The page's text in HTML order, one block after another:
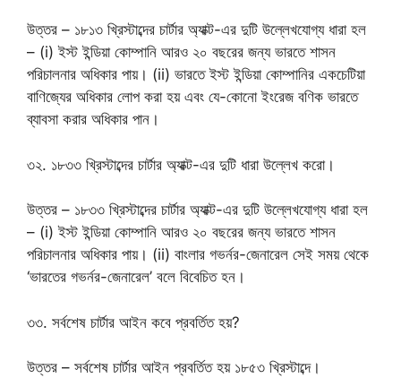
উত্তর – ১৮১৩ খ্রিস্টাব্দের চার্টার অ্যাক্ট-এর দুটি উল্লেখযোগ্য ধারা হল
– (i) ইস্ট ইন্ডিয়া কোম্পানি আরও ২০ বছরের জন্য ভারতে শাসন
পরিচালনার অধিকার পায়। (ii) ভারতে ইস্ট ইন্ডিয়া কোম্পানির একচেটিয়া
বাণিজ্যের অধিকার লোপ করা হয় এবং যে-কোনো ইংরেজ বণিক ভারতে
ব্যাবসা করার অধিকার পান।
৩২. ১৮৩৩ খ্রিস্টাব্দের চার্টার অ্যাক্ট-এর দুটি ধারা উল্লেখ করো।
উত্তর – ১৮৩৩ খ্রিস্টাব্দের চার্টার অ্যাক্ট-এর দুটি উল্লেখযোগ্য ধারা হল
– (i) ইস্ট ইন্ডিয়া কোম্পানি আরও ২০ বছরের জন্য ভারতে শাসন
পরিচালনার অধিকার পায়। (ii) বাংলার গভর্নর-জেনারেল সেই সময় থেকে
‘ভারতের গভর্নর-জেনারেল’ বলে বিবেচিত হন।
৩৩. সর্বশেষ চার্টার আইন কবে প্রবর্তিত হয়?
উত্তর – সর্বশেষ চার্টার আইন প্রবর্তিত হয় ১৮৫৩ খ্রিস্টাব্দে।